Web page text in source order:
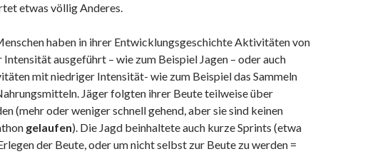
etwas völlig Anderes.
haben in ihrer Entwicklungsgeschichte Aktivitäten von
Intensität ausgeführt – wie zum Beispiel Jagen – oder auch
mit niedriger Intensität- wie zum Beispiel das Sammeln
Jäger folgten ihrer Beute teilweise über
(mehr oder weniger schnell gehend, aber sie sind keinen
gelaufen). Die Jagd beinhaltete auch kurze Sprints (etwa
der Beute, oder um nicht selbst zur Beute zu werden =